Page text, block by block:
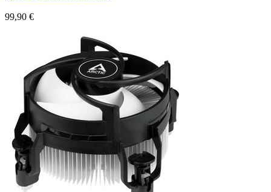
99,90 €